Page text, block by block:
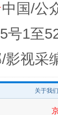
品抗生素超标问
中国/公
号1至
影视采
关于我们